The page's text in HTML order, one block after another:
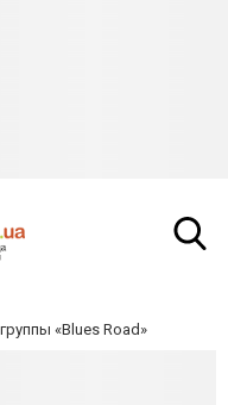
«Blues Road»